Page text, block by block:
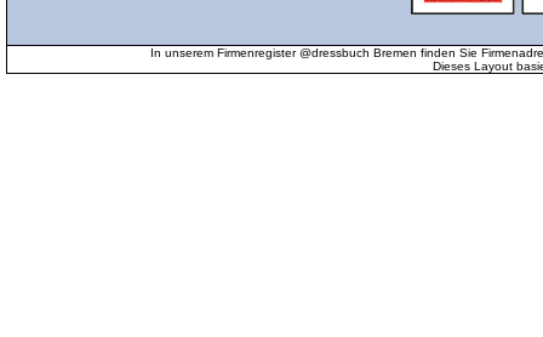
In unserem Firmenregister @dressbuch Bremen finden Sie
Dieses Layout